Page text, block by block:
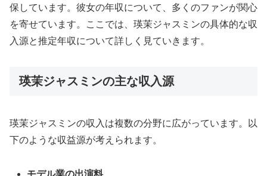
保しています。彼女の年収について、多くのファンが関心
を寄せています。ここでは、瑛茉ジャスミンの具体的な収
入源と推定年収について詳しく見ていきます。
瑛茉ジャスミンの主な収入源
瑛茉ジャスミンの収入は複数の分野に広がっています。以
下のような収益源が考えられます。
モデル業の出演料